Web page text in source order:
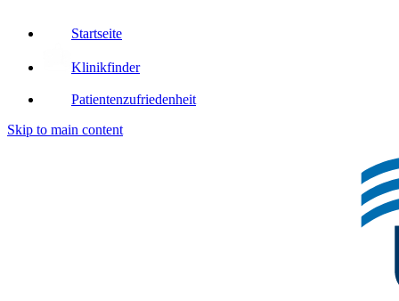
Startseite
Klinikfinder
Patientenzufriedenheit
Skip to main content